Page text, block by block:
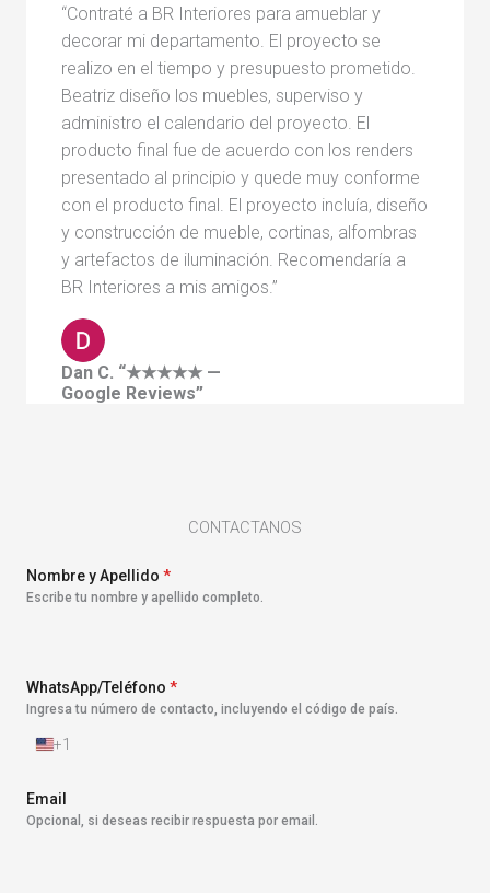
“Contraté a BR Interiores para amueblar y
decorar mi departamento. El proyecto se
realizo en el tiempo y presupuesto prometido.
Beatriz diseño los muebles, superviso y
administro el calendario del proyecto. El
producto final fue de acuerdo con los renders
presentado al principio y quede muy conforme
con el producto final. El proyecto incluía, diseño
y construcción de mueble, cortinas, alfombras
y artefactos de iluminación. Recomendaría a
BR Interiores a mis amigos.”
Dan C. “★★★★★ —
Google Reviews”
CONTACTANOS
Nombre y Apellido *
Escribe tu nombre y apellido completo.
WhatsApp/Teléfono *
Ingresa tu número de contacto, incluyendo el código de país.
E
a
d
+1
Email
Opcional, si deseas recibir respuesta por email.